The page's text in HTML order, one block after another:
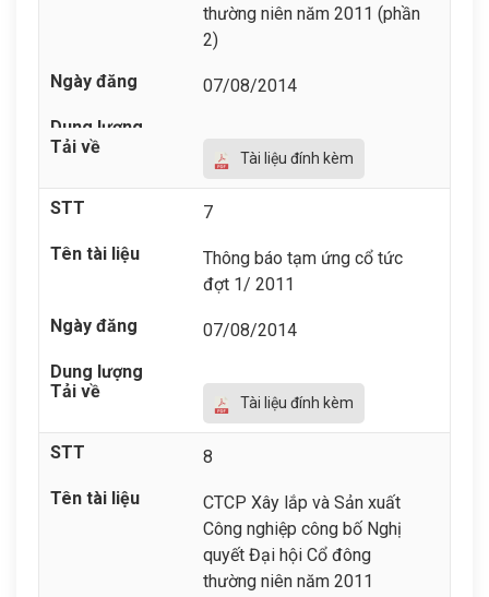
thường niên năm 2011 (phần
2)
07/08/2014
Tài liệu đính kèm
7
Thông báo tạm ứng cổ tức
đợt 1/ 2011
07/08/2014
Tài liệu đính kèm
8
CTCP Xây lắp và Sản xuất
Công nghiệp công bố Nghị
quyết Đại hội Cổ đông
thường niên năm 2011